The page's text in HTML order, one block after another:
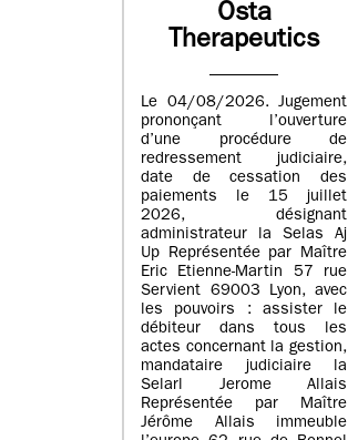
Osta
Therapeutics
Le 04/08/2026. Jugement
prononçant l’ouverture
d’une procédure de
redressement judiciaire,
date de cessation des
paiements le 15 juillet
2026, désignant
administrateur la Selas Aj
Up Représentée par Maître
Eric Etienne-Martin 57 rue
Servient 69003 Lyon, avec
les pouvoirs : assister le
débiteur dans tous les
actes concernant la gestion,
mandataire judiciaire la
Selarl Jerome Allais
Représentée par Maître
Jérôme Allais immeuble